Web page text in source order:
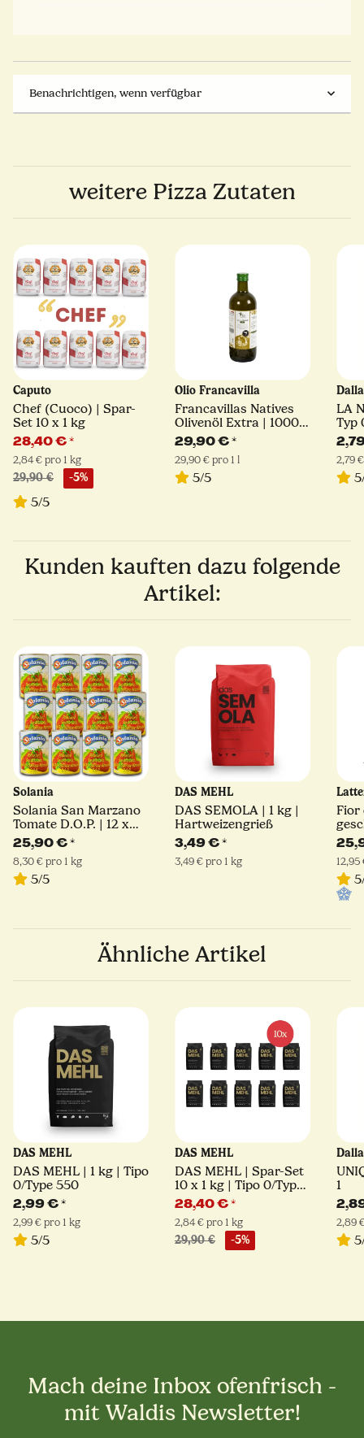
Benachrichtigen, wenn verfügbar
weitere Pizza Zutaten
Caputo
Chef (Cuoco) | Spar-
Set 10 x 1 kg
28,40 €*
2,84 € pro 1 kg
29,90 € -5%
5/5
Olio Francavilla
Francavillas Natives
Olivenöl Extra | 1000
ml
29,90 €*
29,90 € pro 1 l
5/5
LA
Typ
2,79
Kunden kauften dazu folgende
Artikel:
Solania
Solania San Marzano
Tomate D.O.P. | 12 x
400 g
25,90 €*
8,30 € pro 1 kg
5/5
DAS MEHL
DAS SEMOLA | 1 kg |
Hartweizengrieß
3,49 €*
3,49 € pro 1 kg
Fior
12,95
Ähnliche Artikel
DAS MEHL
DAS MEHL | 1 kg | Tipo
0/Type 550
2,99 €*
2,99 € pro 1 kg
5/5
DAS MEHL
DAS MEHL | Spar-Set
10 x 1 kg | Tipo 0/Type
550
28,40 €*
2,84 € pro 1 kg
29,90 € -5%
1
2,89
Mach deine Inbox ofenfrisch -
mit Waldis Newsletter!